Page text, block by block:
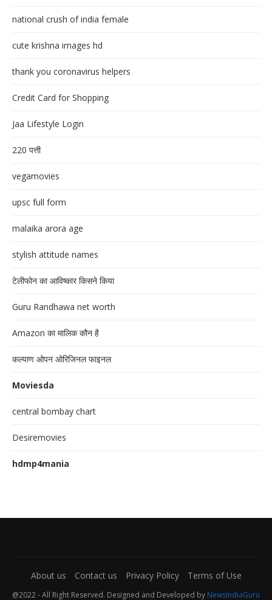
national crush of india female
cute krishna images hd
thank you coronavirus helpers
Credit Card for Shopping
Jaa Lifestyle Login
220 पत्ती
vegamovies
upsc full form
malaika arora age
stylish attitude names
टेलीफोन का आविष्कार किसने किया
Guru Randhawa net worth
Amazon का मालिक कौन है
कल्याण ओपन ओरिजिनल फाइनल
Moviesda
central bombay chart
Desiremovies
hdmp4mania
About us Contact us Privacy Policy Terms of Use
@2022 - All Right Reserved. Designed and Developed by NewsIndiaGuru